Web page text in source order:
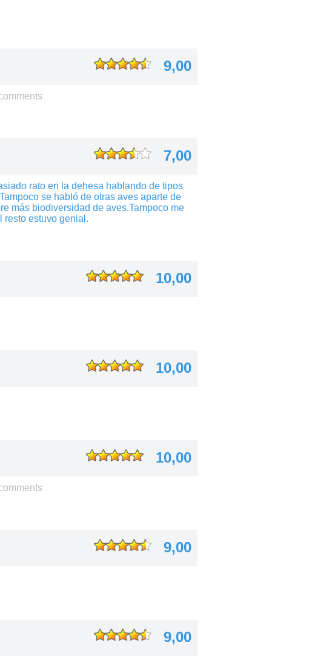
9,00
7,00
rato en la dehesa hablando de tipos
se habló de otras aves aparte de
más biodiversidad de aves.Tampoco me
resto estuvo genial.
10,00
10,00
10,00
9,00
9,00